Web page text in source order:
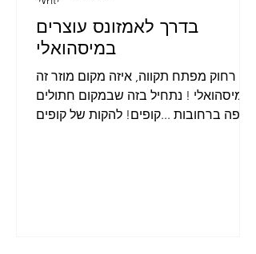
בדרך לאמזונס עוצרים
במיסהואלי
הכי רחוק מפתח תקווה, איזה מקום מוזר זה
מיסהואלי ! נתחיל בזה שבמקום חתולים
יש פה ברחובות ...קופים! להקות של קופים